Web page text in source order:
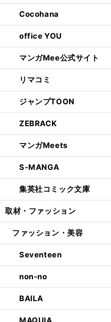
Cocohana
office YOU
マンガMee公式サイト
リマコミ
ジャンプTOON
ZEBRACK
マンガMeets
S-MANGA
集英社コミック文庫
取材・ファッション
ファッション・美容
Seventeen
non-no
BAILA